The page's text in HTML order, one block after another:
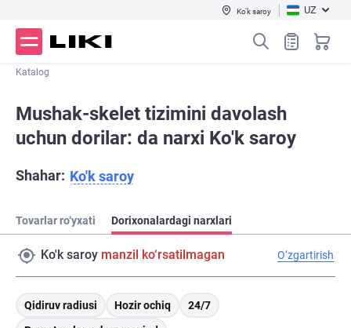
Ko'k saroy UZ
Katalog
Mushak-skelet tizimini davolash
uchun dorilar: da narxi Ko'k saroy
Shahar: Ko'k saroy
Tovarlar ro‘yxati Dorixonalardagi narxlari
Ko'k saroy manzil ko‘rsatilmagan O‘zgartirish
Qidiruv radiusi Hozir ochiq
24/7